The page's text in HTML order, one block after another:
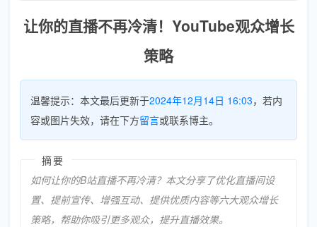
让你的直播不再冷清！YouTube观众增长
策略
温馨提示：本文最后更新于2024年12月14日 16:03，若内
容或图片失效，请在下方留言或联系博主。
摘要
如何让你的B站直播不再冷清？本文分享了优化直播间设
置、提前宣传、增强互动、提供优质内容等六大观众增长
策略，帮助你吸引更多观众，提升直播效果。